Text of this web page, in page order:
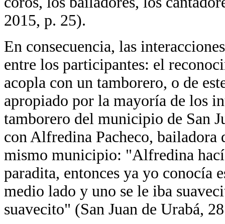
2015, p. 25).
En consecuencia, las
entre los participantes: el
acopla con un tamborero, o de
apropiado por la mayoría de los
tamborero del municipio de San
con Alfredina Pacheco, bailadora
mismo municipio: "Alfredina
paradita, entonces ya yo conocía
medio lado y uno se le iba
suavecito" (San Juan de Urabá,